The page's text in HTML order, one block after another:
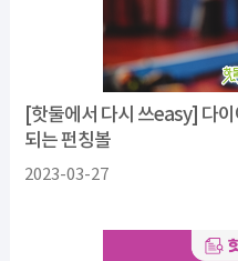
[핫둘에서 다시 쓰easy] 다
되는 펀칭볼
2023-03-27